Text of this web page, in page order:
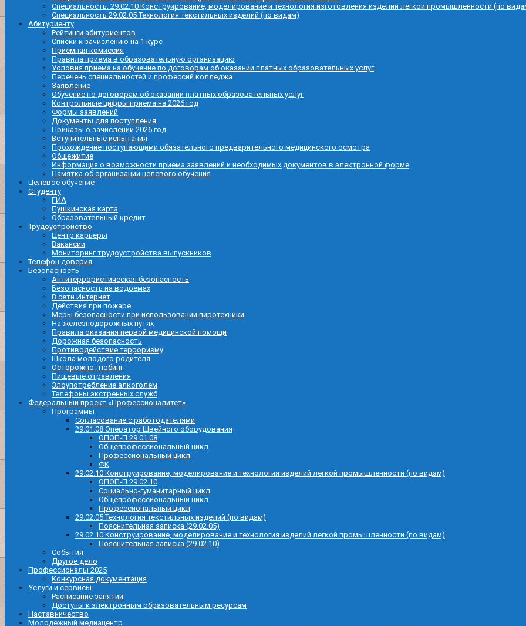
Специальность: 29.02.10 Конструирование, моделирование и технология изготовления изделий легкой промышленности (по
Специальность 29.02.05 Технология текстильных изделий (по видам)
Абитуриенту
Рейтинги абитуриентов
Списки к зачислению на 1 курс
Приёмная комиссия
Правила приема в образовательную организацию
Условия приема на обучение по договорам об оказании платных образовательных услуг
Перечень специальностей и профессий колледжа
Заявление
Обучение по договорам об оказании платных образовательных услуг
Контрольные цифры приема на 2026 год
Формы заявлений
Документы для поступления
Приказы о зачислении 2026 год
Вступительные испытания
Прохождение поступающими обязательного предварительного медицинского осмотра
Общежитие
Информация о возможности приема заявлений и необходимых документов в электронной форме
Памятка об организации целевого обучения
Целевое обучение
Студенту
ГИА
Пушкинская карта
Образовательный кредит
Трудоустройство
Центр карьеры
Вакансии
Мониторинг трудоустройства выпускников
Телефон доверия
Безопасность
Антитеррористическая безопасность
Безопасность на водоемах
В сети Интернет
Действия при пожаре
Меры безопасности при использовании пиротехники
На железнодорожных путях
Правила оказания первой медицинской помощи
Дорожная безопасность
Противодействие терроризму
Школа молодого родителя
Осторожно: тюбинг
Пищевые отравления
Злоупотребление алкоголем
Телефоны экстренных служб
Федеральный проект «Профессионалитет»
Программы
Согласование с работодателями
29.01.08 Оператор Швейного оборудования
ОПОП-П 29.01.08
Общепрофессиональный цикл
Профессиональный цикл
ФК
29.02.10 Конструирование, моделирование и технология изделий легкой промышленности (по видам)
ОПОП-П 29.02.10
Социально-гуманитарный цикл
Общепрофессиональный цикл
Профессиональный цикл
29.02.05 Технология текстильных изделий (по видам)
Пояснительная записка (29.02.05)
29.02.10 Конструирование, моделирование и технология изделий легкой промышленности (по видам)
Пояснительная записка (29.02.10)
События
Другое дело
Профессионалы 2025
Конкурсная документация
Услуги и сервисы
Расписание занятий
Доступы к электронным образовательным ресурсам
Наставничество
Молодежный медиацентр